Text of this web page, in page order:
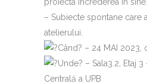
– Subiecte spontane care
atelierului.
Când? – 24 MAI 2023,
Unde? – Sala3.2, Etaj
Centrală a UPB